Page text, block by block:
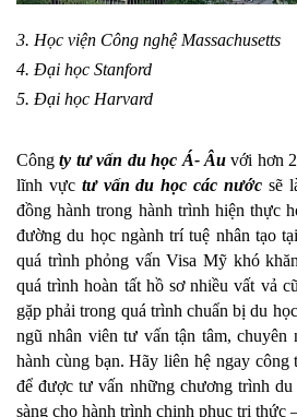
3. Học viện Công nghệ Massachusetts
4. Đại học Stanford
5. Đại học Harvard
Công ty tư vấn du học Á- Âu với hơn
lĩnh vực tư vấn du học các nước sẽ
đồng hành trong hành trình hiện thực
đường du học ngành trí tuệ nhân tạo
quá trình phỏng vấn Visa Mỹ khó
quá trình hoàn tất hồ sơ nhiều vất vả
gặp phải trong quá trình chuẩn bị du
ngũ nhân viên tư vấn tận tâm,
hành cùng bạn. Hãy liên hệ ngay
để được tư vấn những chương trình du
sàng cho hành trình chinh phục tri thức